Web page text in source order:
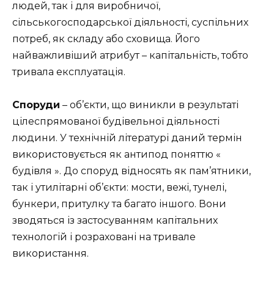
людей, так і для виробничої,
сільськогосподарської діяльності, суспільних
потреб, як складу або сховища. Його
найважливіший атрибут – капітальність, тобто
тривала експлуатація.
Споруди – об’єкти, що виникли в результаті
цілеспрямованої будівельної діяльності
людини. У технічній літературі даний термін
використовується як антипод поняттю «
будівля ». До споруд відносять як пам’ятники,
так і утилітарні об’єкти: мости, вежі, тунелі,
бункери, притулку та багато іншого. Вони
зводяться із застосуванням капітальних
технологій і розраховані на тривале
використання.